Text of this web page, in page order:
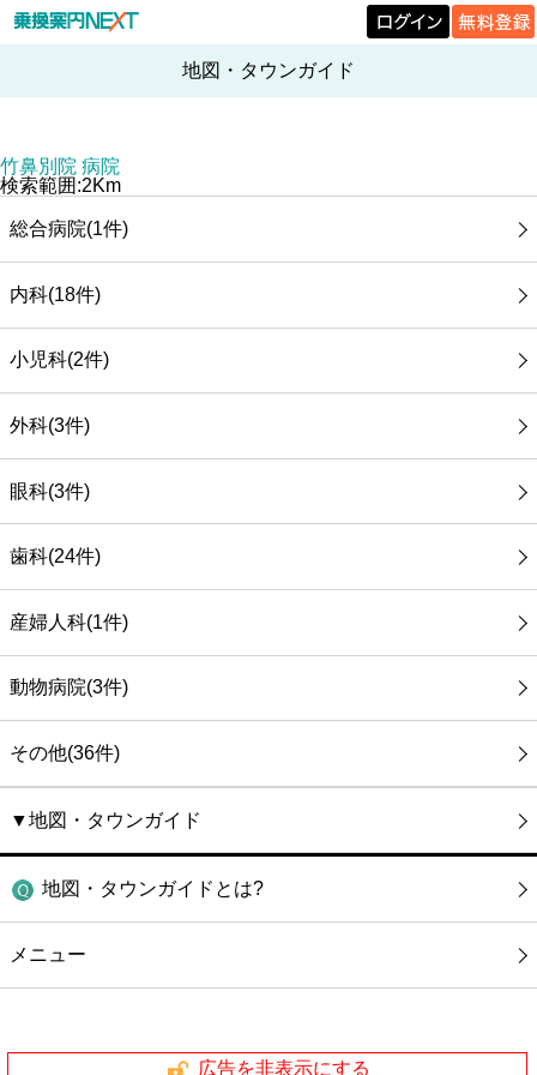
地図・タウンガイド
竹鼻別院 病院
検索範囲:2Km
総合病院(1件)
内科(18件)
小児科(2件)
外科(3件)
眼科(3件)
歯科(24件)
産婦人科(1件)
動物病院(3件)
その他(36件)
▼地図・タウンガイド
地図・タウンガイドとは?
メニュー
広告を非表示にする